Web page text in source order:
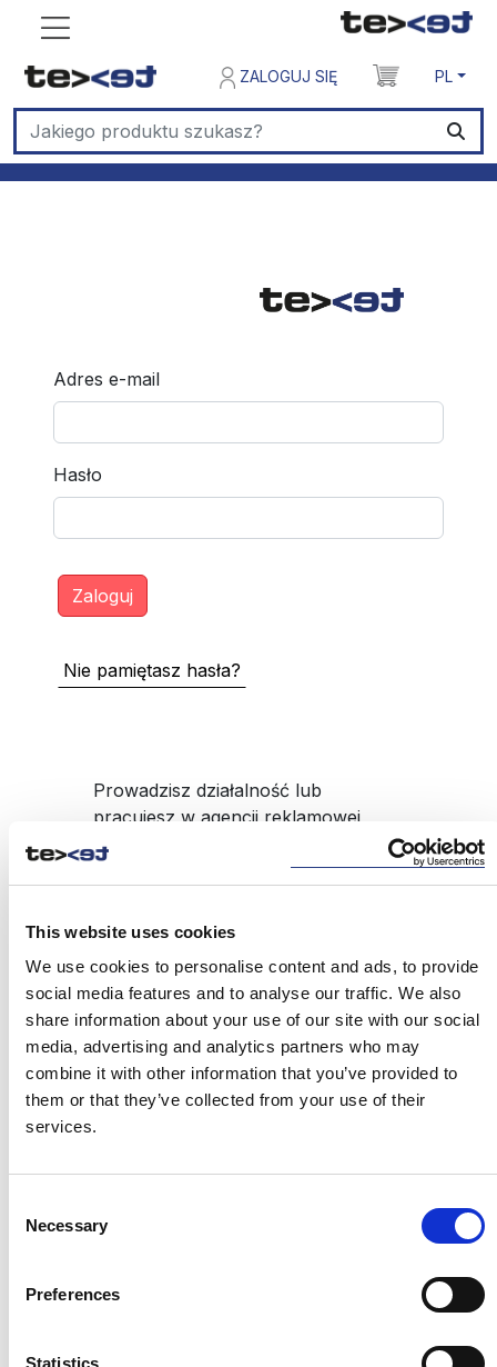
This website uses cookies
We use cookies to personalise content and ads, to provide
social media features and to analyse our traffic. We also
share information about your use of our site with our social
media, advertising and analytics partners who may
combine it with other information that you’ve provided to
them or that they’ve collected from your use of their
services.
Selection
Necessary
Preferences
Statistics
ZALOGUJ SIĘ PL
Adres e-mail
Hasło
Nie pamiętasz hasła?
Prowadzisz działalność lub
pracujesz w agencji reklamowej,
pośrednika produktów BTL np.
upominki reklamowe, a nie masz
ZAREJESTRUJ SIĘ